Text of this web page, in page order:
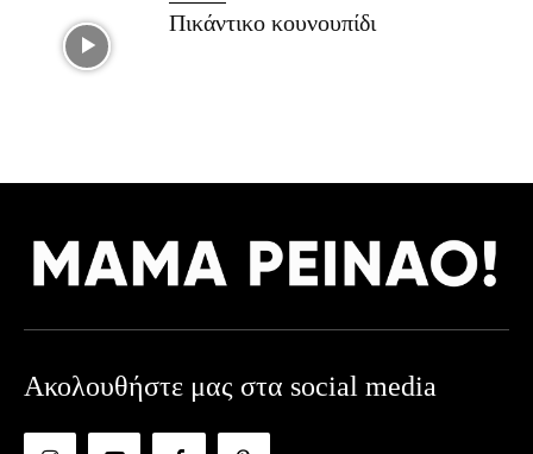
Πικάντικο κουνουπίδι
Ακολουθήστε μας στα social media